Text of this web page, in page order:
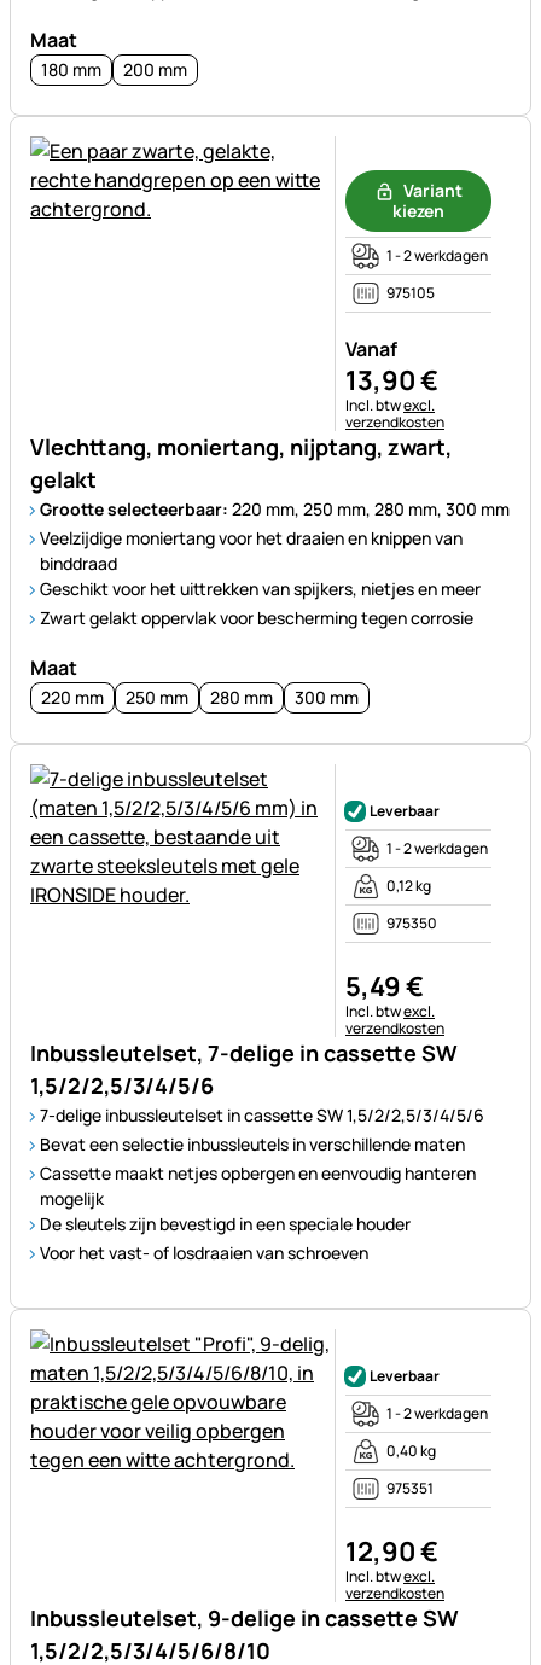
Maat
180 mm 200 mm
Vlechttang, moniertang, nijptang, zwart,
gelakt
Grootte selecteerbaar: 220 mm, 250 mm, 280 mm, 300 mm
Veelzijdige moniertang voor het draaien en knippen van
binddraad
Geschikt voor het uittrekken van spijkers, nietjes en meer
Zwart gelakt oppervlak voor bescherming tegen corrosie
Maat
220 mm 250 mm 280 mm 300 mm
Variant
kiezen
1 - 2 werkdagen
975105
Vanaf
13,90€
Belastinginformatie:
Incl. btwexcl.
verzendkosten
Inbussleutelset, 7-delige in cassette SW
1,5/2/2,5/3/4/5/6
7-delige inbussleutelset in cassette SW 1,5/2/2,5/3/4/5/6
Bevat een selectie inbussleutels in verschillende maten
Cassette maakt netjes opbergen en eenvoudig hanteren
mogelijk
De sleutels zijn bevestigd in een speciale houder
Voor het vast- of losdraaien van schroeven
Leverbaar
1 - 2 werkdagen
0,12 kg
975350
5,49€
Belastinginformatie:
Incl. btwexcl.
verzendkosten
Inbussleutelset, 9-delige in cassette SW
1,5/2/2,5/3/4/5/6/8/10
Leverbaar
1 - 2 werkdagen
0,40 kg
975351
12,90€
Belastinginformatie:
Incl. btwexcl.
verzendkosten